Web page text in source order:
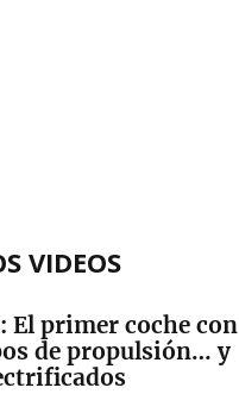
VIDEOS
El primer coche con
de propulsión… y